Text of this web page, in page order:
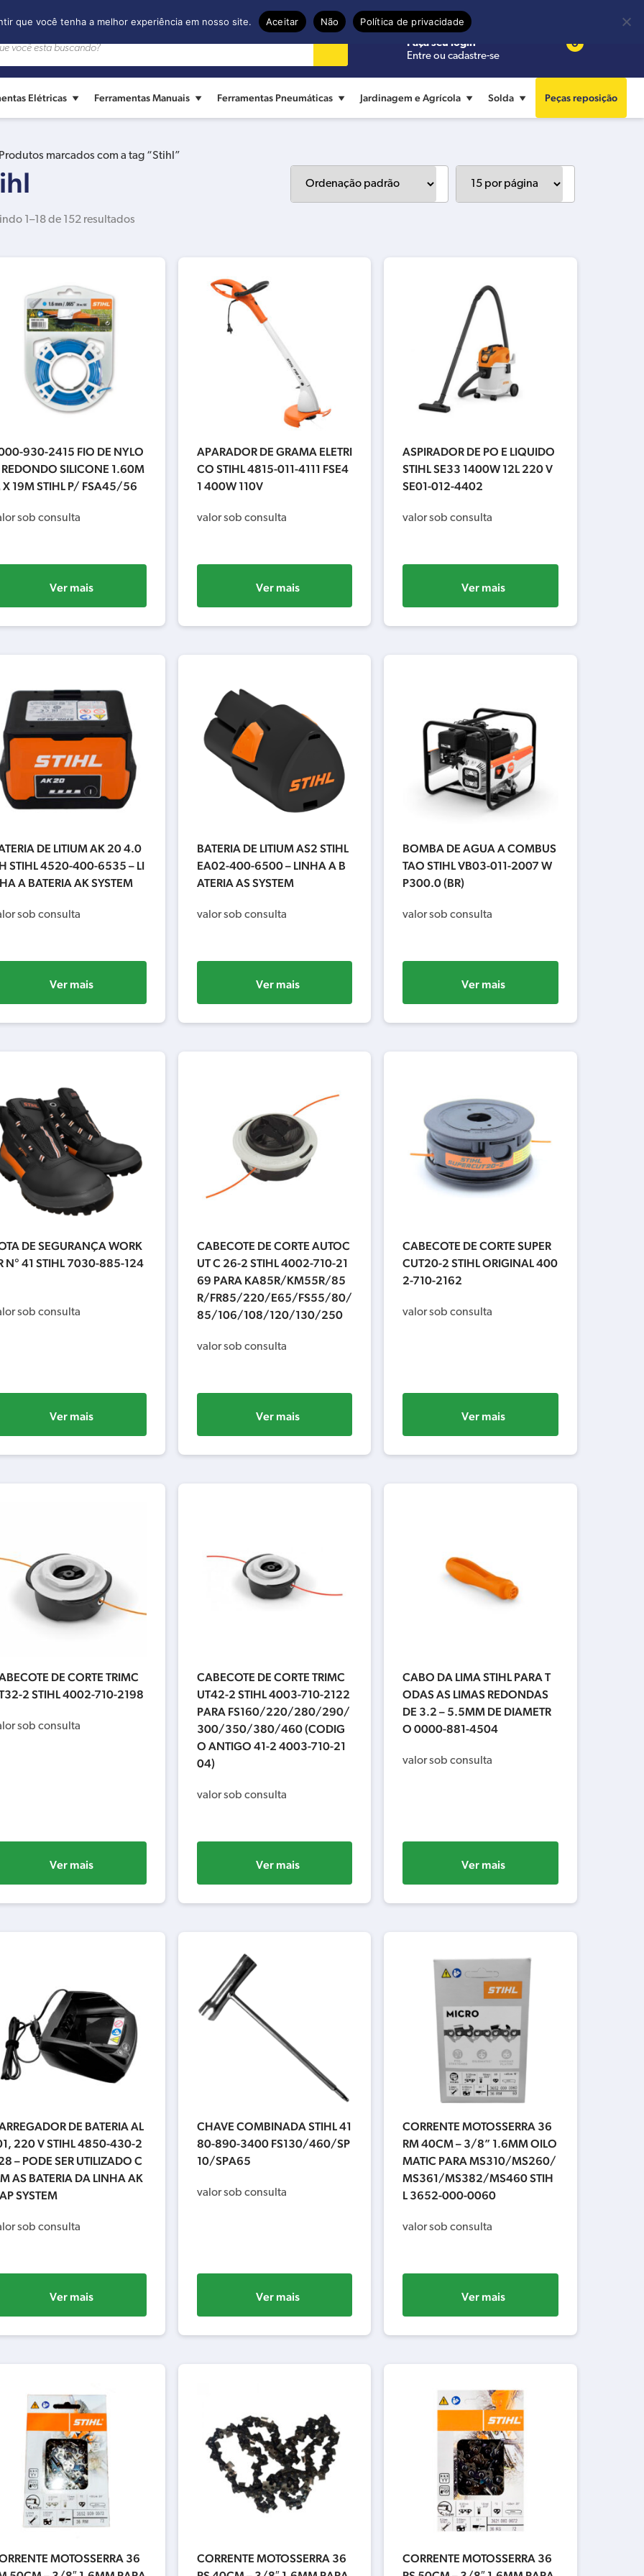
Precisa de ajuda?
Faça seu login
Entre ou cadastre-se
0
Elétricas Ferramentas Manuais Ferramentas Pneumáticas Jardinagem e Agrícola Solda Peças reposição
marcados com a tag “Stihl”
1–18 de 152 resultados
930-2415 FIO DE NYLO
SILICONE 1.60M
X 19M STIHL P/ FSA45/56
sob consulta
Ver mais
APARADOR DE GRAMA ELETRI
CO STIHL 4815-011-4111 FSE4
1 400W 110V
valor sob consulta
Ver mais
ASPIRADOR DE PO E LIQUIDO
STIHL SE33 1400W 12L 220 V
SE01-012-4402
valor sob consulta
Ver mais
DE LITIUM AK 20 4.0
STIHL 4520-400-6535 – LI
A BATERIA AK SYSTEM
sob consulta
Ver mais
BATERIA DE LITIUM AS2 STIHL
EA02-400-6500 – LINHA A B
ATERIA AS SYSTEM
valor sob consulta
Ver mais
BOMBA DE AGUA A COMBUS
TAO STIHL VB03-011-2007 W
P300.0 (BR)
valor sob consulta
Ver mais
DE SEGURANÇA WORK
N° 41 STIHL 7030-885-124
sob consulta
Ver mais
CABECOTE DE CORTE AUTOC
UT C 26-2 STIHL 4002-710-21
69 PARA KA85R/KM55R/85
R/FR85/220/E65/FS55/80/
85/106/108/120/130/250
valor sob consulta
Ver mais
CABECOTE DE CORTE SUPER
CUT20-2 STIHL ORIGINAL 400
2-710-2162
valor sob consulta
Ver mais
DE CORTE TRIMC
2 STIHL 4002-710-2198
sob consulta
Ver mais
CABECOTE DE CORTE TRIMC
UT42-2 STIHL 4003-710-2122
PARA FS160/220/280/290/
300/350/380/460 (CODIG
O ANTIGO 41-2 4003-710-21
04)
valor sob consulta
Ver mais
CABO DA LIMA STIHL PARA T
ODAS AS LIMAS REDONDAS
DE 3.2 – 5.5MM DE DIAMETR
O 0000-881-4504
valor sob consulta
Ver mais
DE BATERIA AL
220 V STIHL 4850-430-2
– PODE SER UTILIZADO C
AS BATERIA DA LINHA AK
SYSTEM
sob consulta
Ver mais
CHAVE COMBINADA STIHL 41
80-890-3400 FS130/460/SP
10/SPA65
valor sob consulta
Ver mais
CORRENTE MOTOSSERRA 36
RM 40CM – 3/8” 1.6MM OILO
MATIC PARA MS310/MS260/
MS361/MS382/MS460 STIH
L 3652-000-0060
valor sob consulta
Ver mais
MOTOSSERRA 36
CORRENTE MOTOSSERRA 36
CORRENTE MOTOSSERRA 36
que você tenha a melhor experiência em nosso site. Aceitar Não Política de privacidade